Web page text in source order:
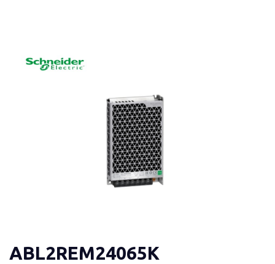
ABL2REM24065K